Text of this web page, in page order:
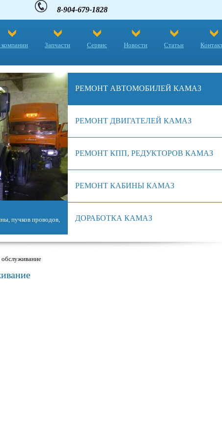
8-904-679-1828
Запчасти Сервис Новости Статьи
существа, железное
РЕМОНТ АВТОМОБИЛЕЙ КАМАЗ
РЕМОНТ ДВИГАТЕЛЕЙ КАМАЗ
РЕМОНТ КПП, РЕДУКТОРОВ КАМАЗ
РЕМОНТ КАБИНЫ КАМАЗ
ДОРАБОТКА КАМАЗ